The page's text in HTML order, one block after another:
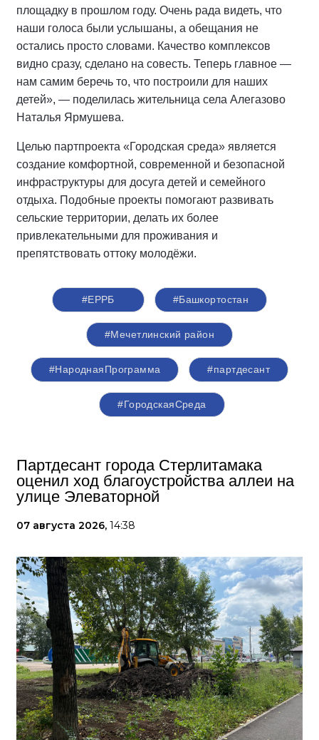
площадку в прошлом году. Очень рада видеть, что
наши голоса были услышаны, а обещания не
остались просто словами. Качество комплексов
видно сразу, сделано на совесть. Теперь главное —
нам самим беречь то, что построили для наших
детей», — поделилась жительница села Алегазово
Наталья Ярмушева.
Целью партпроекта «Городская среда» является
создание комфортной, современной и безопасной
инфраструктуры для досуга детей и семейного
отдыха. Подобные проекты помогают развивать
сельские территории, делать их более
привлекательными для проживания и
препятствовать оттоку молодёжи.
#ЕРРБ #Башкортостан
#Мечетлинский район
#НароднаяПрограмма #партдесант
#ГородскаяСреда
Партдесант города Стерлитамака
оценил ход благоустройства аллеи на
улице Элеваторной
07 августа 2026, 14:38